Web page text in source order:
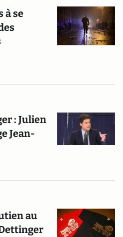
à se
: Julien
Jean-
au